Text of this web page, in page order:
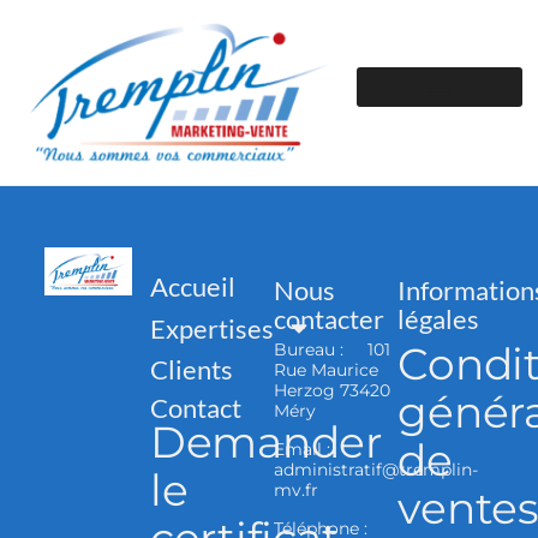
Accueil
Expertises
Clients
Contact
Demander
le
Nous
contacter
Bureau : 101
Rue Maurice
Herzog 73420
Méry
Email :
administratif@tremplin-
mv.fr
Téléphone :
légales
de
ventes